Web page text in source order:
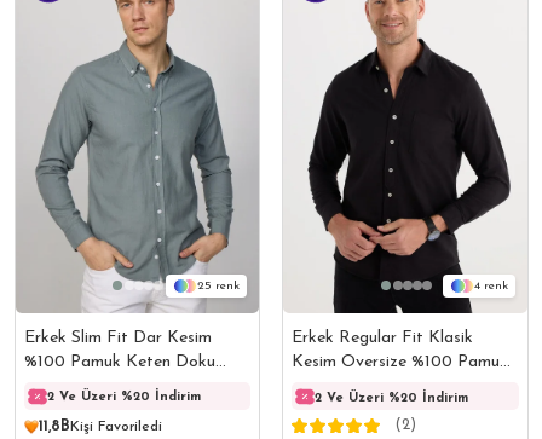
25
Erkek Slim Fit Dar Kesim
%100 Pamuk Keten Doku
Düğmeli Yaka Gri Gömlek
2 Ve Üzeri %20 İndirim 2 Ve Üzeri %20 İndirim
11,8B Kişi Favoriledi
4
Erkek Regular Fit Klasik
Kesim Oversize %100 Pamuk
Keten Doku Tek Cepli Siyah
Gömlek
2 Ve Üzeri %20 İndirim
(2)